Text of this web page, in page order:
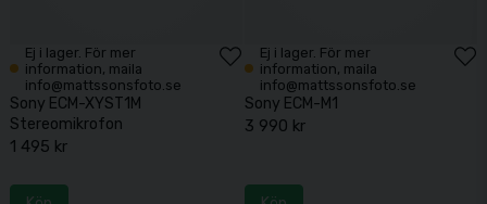
Ej i lager. För mer
information, maila
info@mattssonsfoto.se
Sony ECM-XYST1M
Stereomikrofon
1 495 kr
Ej i lager. För mer
information, maila
info@mattssonsfoto.se
Sony ECM-M1
3 990 kr